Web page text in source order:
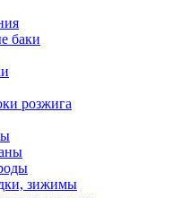
баки
розжига
зижимы